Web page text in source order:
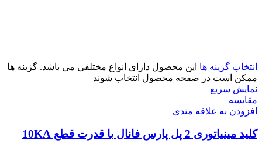
انتخاب گزینه ها این محصول دارای انواع مختلفی می باشد. گزینه ها
ممکن است در صفحه محصول انتخاب شوند
نمایش سریع
مقايسه
افزودن به علاقه مندی
کلید مینیاتوری 2 پل پارس فانال با قدرت قطع 10KA